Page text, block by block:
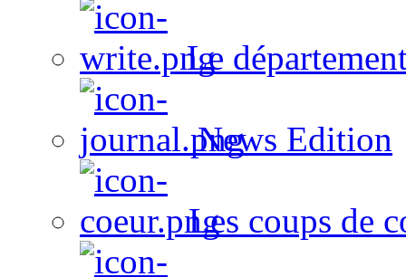
Le
News Edition
Les coups de